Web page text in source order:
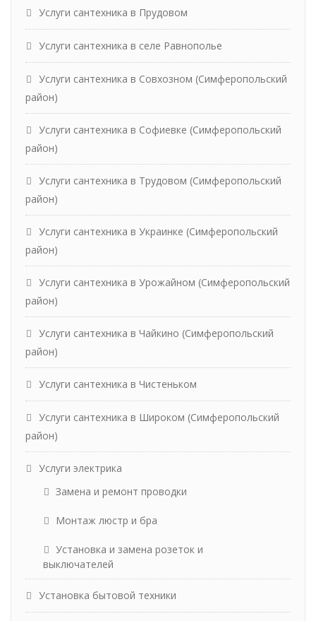
Услуги сантехника в Прудовом
Услуги сантехника в селе Равнополье
Услуги сантехника в Совхозном (Симферопольский
район)
Услуги сантехника в Софиевке (Симферопольский
район)
Услуги сантехника в Трудовом (Симферопольский
район)
Услуги сантехника в Украинке (Симферопольский
район)
Услуги сантехника в Урожайном (Симферопольский
район)
Услуги сантехника в Чайкино (Симферопольский
район)
Услуги сантехника в Чистеньком
Услуги сантехника в Широком (Симферопольский
район)
Услуги электрика
Замена и ремонт проводки
Монтаж люстр и бра
Установка и замена розеток и
выключателей
Установка бытовой техники